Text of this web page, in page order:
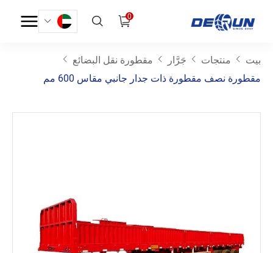
0
بيت منتجات جَرَّار
مقطورة نقل البضائع
مقطورة نصف مقطورة ذات جدار جانبي مقاس 600 مم